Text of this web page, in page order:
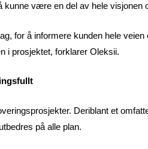
være en del av hele visjonen
for å informere kunden hele veien
i prosjektet, forklarer Oleksii.
Deriblant et
på alle plan.